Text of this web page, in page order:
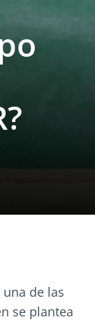
de las
se plantea